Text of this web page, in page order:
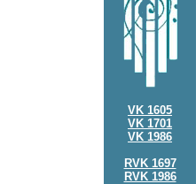
VK 1605
VK 1701
VK 1986
RVK 1697
RVK 1986